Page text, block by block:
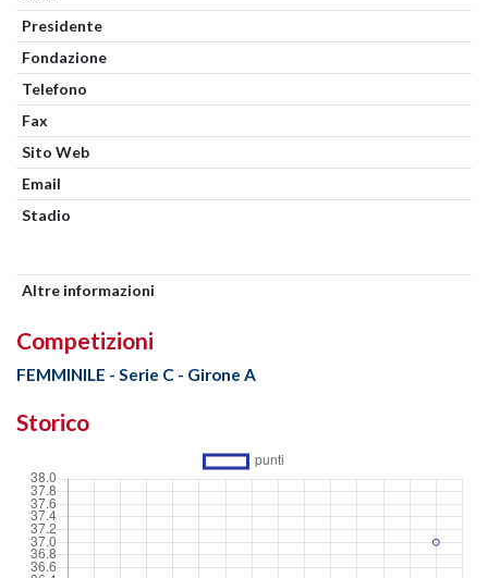
Presidente
Fondazione
Telefono
Fax
Sito Web
Email
Stadio
Altre informazioni
Competizioni
FEMMINILE - Serie C - Girone A
Storico